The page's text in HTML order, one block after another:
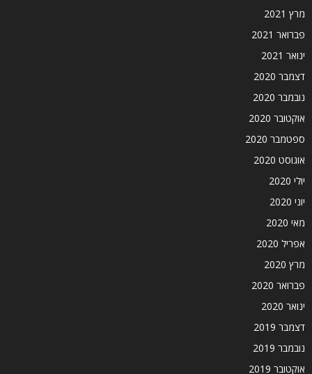
מרץ 2021
פברואר 2021
ינואר 2021
דצמבר 2020
נובמבר 2020
אוקטובר 2020
ספטמבר 2020
אוגוסט 2020
יולי 2020
יוני 2020
מאי 2020
אפריל 2020
מרץ 2020
פברואר 2020
ינואר 2020
דצמבר 2019
נובמבר 2019
אוקטובר 2019